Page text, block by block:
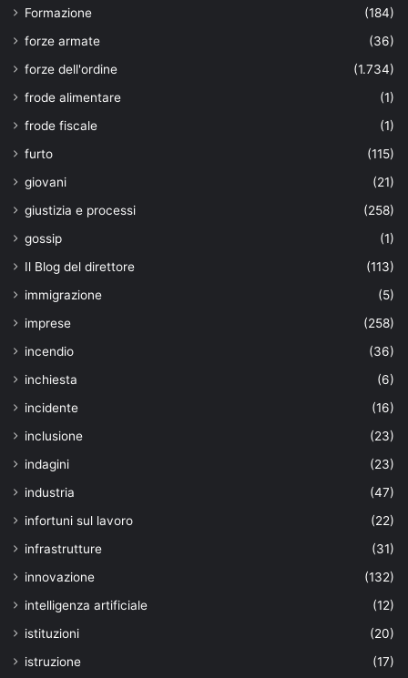
Formazione
(184)
forze armate
(36)
forze dell'ordine
(1.734)
frode alimentare
(1)
frode fiscale
(1)
furto
(115)
giovani
(21)
giustizia e processi
(258)
gossip
(1)
Il Blog del direttore
(113)
immigrazione
(5)
imprese
(258)
incendio
(36)
inchiesta
(6)
incidente
(16)
inclusione
(23)
indagini
(23)
industria
(47)
infortuni sul lavoro
(22)
infrastrutture
(31)
innovazione
(132)
intelligenza artificiale
(12)
istituzioni
(20)
istruzione
(17)